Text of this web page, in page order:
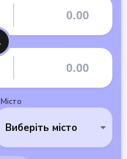
Місто
Виберіть місто